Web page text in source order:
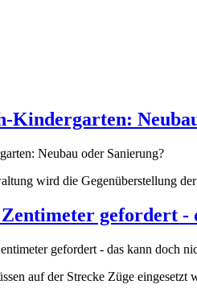
wird die Gegenüberstellung
gefordert -
auf der Strecke Züge